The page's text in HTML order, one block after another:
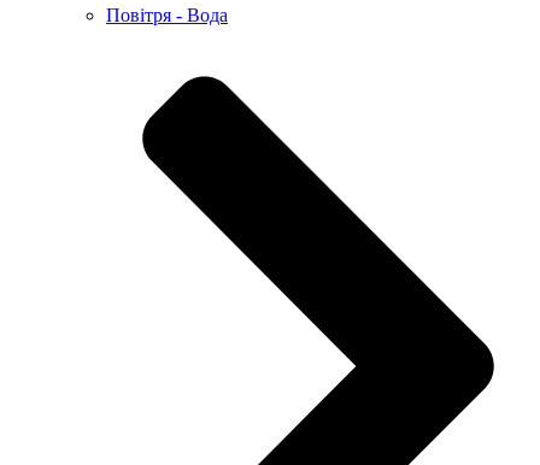
Повітря - Вода